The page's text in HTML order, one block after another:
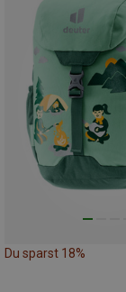
Du sparst 18%